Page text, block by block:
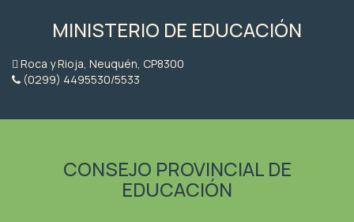
MINISTERIO DE EDUCACIÓN
Roca y Rioja, Neuquén, CP8300
(0299) 4495530/5533
CONSEJO PROVINCIAL DE
EDUCACIÓN